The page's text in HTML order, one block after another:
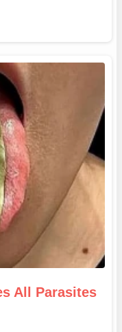
All Parasites